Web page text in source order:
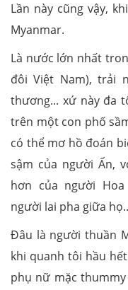
Lần này cũng vậy,
Myanmar.
Là nước lớn nhất
đôi Việt Nam), trải
thương... xứ này đa
trên một con phố
có thể mơ hồ đoán
sậm của người Ấn,
hơn của người
người lai pha giữa
Đâu là người thuần
khi quanh tôi hầu
phụ nữ mặc